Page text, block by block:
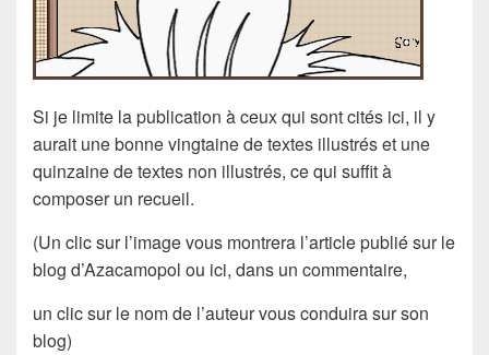
Si je limite la publication à ceux qui sont cités ici, il y
aurait une bonne vingtaine de textes illustrés et une
quinzaine de textes non illustrés, ce qui suffit à
composer un recueil.
(Un clic sur l’image vous montrera l’article publié sur le
blog d’Azacamopol ou ici, dans un commentaire,
un clic sur le nom de l’auteur vous conduira sur son
blog)